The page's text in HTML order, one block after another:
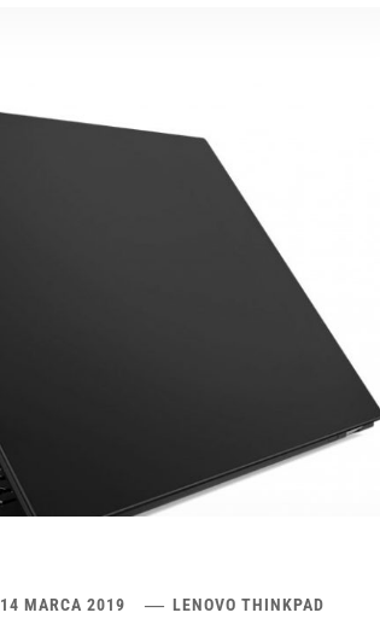
14 MARCA 2019 LENOVO THINKPAD